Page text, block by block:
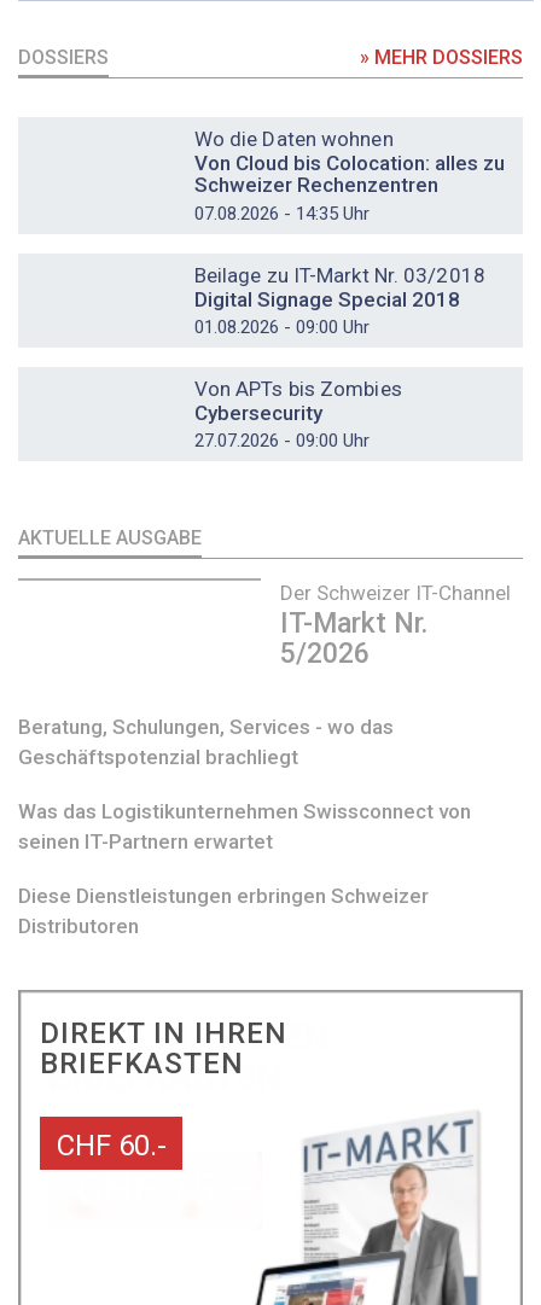
DOSSIERS » MEHR DOSSIERS
Wo die Daten wohnen
Von Cloud bis Colocation: alles zu
Schweizer Rechenzentren
07.08.2026 - 14:35 Uhr
Beilage zu IT-Markt Nr. 03/2018
Digital Signage Special 2018
01.08.2026 - 09:00 Uhr
Von APTs bis Zombies
Cybersecurity
27.07.2026 - 09:00 Uhr
AKTUELLE AUSGABE
Der Schweizer IT-Channel
IT-Markt Nr.
5/2026
Beratung, Schulungen, Services - wo das
Geschäftspotenzial brachliegt
Was das Logistikunternehmen Swissconnect von
seinen IT-Partnern erwartet
Diese Dienstleistungen erbringen Schweizer
Distributoren
DIREKT IN IHREN
BRIEFKASTEN
CHF 60.-